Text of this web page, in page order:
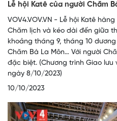
Lễ hội Katê của người Chăm
VOV4.VOV.VN - Lễ hội Katê
Chăm lịch và kéo dài đến giữa
khoảng tháng 9, tháng 10
Chăm Bà La Môn… Với người
đặc biệt. (Chương trình Giao
ngày 8/10/2023)
10/10/2023